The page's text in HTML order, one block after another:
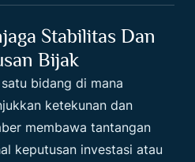
Stabilitas Dan
Bijak
bidang di mana
ketekunan dan
membawa tantangan
keputusan investasi atau